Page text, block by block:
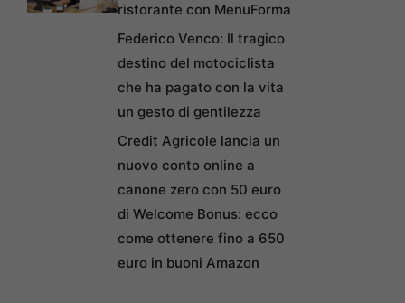
ristorante con MenuForma
Federico Venco: Il tragico
destino del motociclista
che ha pagato con la vita
un gesto di gentilezza
Credit Agricole lancia un
nuovo conto online a
canone zero con 50 euro
di Welcome Bonus: ecco
come ottenere fino a 650
euro in buoni Amazon